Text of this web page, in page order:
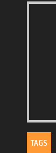
TAGS